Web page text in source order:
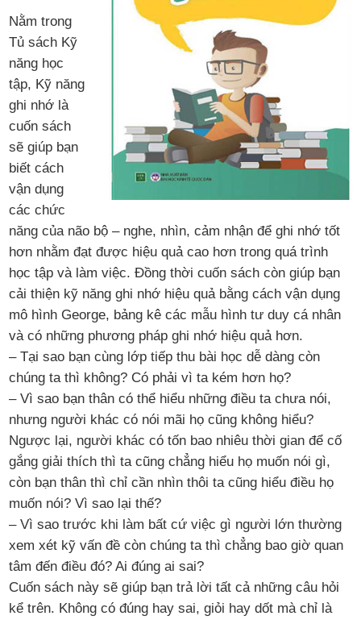
Nằm trong
Tủ sách Kỹ
năng học
tập, Kỹ năng
ghi nhớ là
cuốn sách
sẽ giúp bạn
biết cách
vận dụng
các chức
năng của não bộ – nghe, nhìn, cảm nhận để ghi nhớ tốt
hơn nhằm đạt được hiệu quả cao hơn trong quá trình
học tập và làm việc. Đồng thời cuốn sách còn giúp bạn
cải thiện kỹ năng ghi nhớ hiệu quả bằng cách vận dụng
mô hình George, bảng kê các mẫu hình tư duy cá nhân
và có những phương pháp ghi nhớ hiệu quả hơn.
– Tại sao bạn cùng lớp tiếp thu bài học dễ dàng còn
chúng ta thì không? Có phải vì ta kém hơn họ?
– Vì sao bạn thân có thể hiểu những điều ta chưa nói,
nhưng người khác có nói mãi họ cũng không hiểu?
Ngược lại, người khác có tốn bao nhiêu thời gian để cố
gắng giải thích thì ta cũng chẳng hiểu họ muốn nói gì,
còn bạn thân thì chỉ cần nhìn thôi ta cũng hiểu điều họ
muốn nói? Vì sao lại thế?
– Vì sao trước khi làm bất cứ việc gì người lớn thường
xem xét kỹ vấn đề còn chúng ta thì chẳng bao giờ quan
tâm đến điều đó? Ai đúng ai sai?
Cuốn sách này sẽ giúp bạn trả lời tất cả những câu hỏi
kể trên. Không có đúng hay sai, giỏi hay dốt mà chỉ là